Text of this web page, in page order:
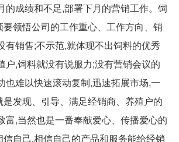
的成绩和不足,部署下月的营销工作。饲
领悟公司的工作重心、工作方向、销
有销售;不示范,就体现不出饲料的优秀
户,饲料就没有说服力;没有营销会议的
也难以快速滚动复制,迅速拓展市场,一
是发现、引导、满足经销商、养殖户的
富,当然也是一番奉献爱心、传播爱心的
自己,相信自己的产品和服务能给经销